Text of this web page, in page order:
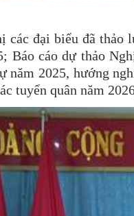
các đại biểu đã thảo
Báo cáo dự thảo
năm 2025, hướng
tuyển quân năm